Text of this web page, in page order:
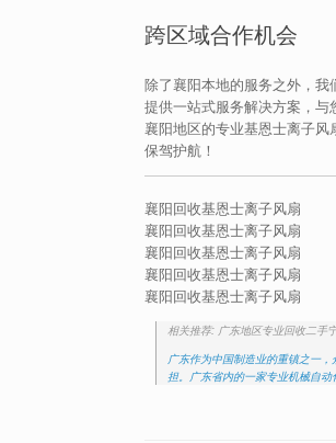
跨区域合作机会
除了襄阳本地的服务之外，
提供一站式服务解决方案，与
襄阳地区的专业基恩士离子
保驾护航！
襄阳回收基恩士离子风扇
襄阳回收基恩士离子风扇
襄阳回收基恩士离子风扇
襄阳回收基恩士离子风扇
襄阳回收基恩士离子风扇
相关推荐: 广东地区专业回收二手
广东作为中国制造业的重镇之一
担。广东省内的一家专业机械自